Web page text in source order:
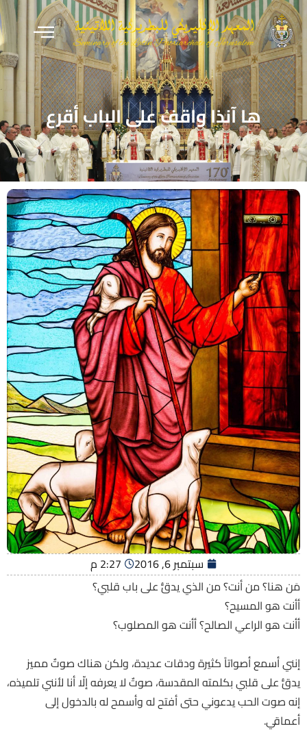
ها آنذا واقف على الباب أقرع
سبتمبر 6, 2016
2:27 م
مَن هنا؟ من أنت؟ من الذي يدقُّ على باب قلبي؟
أأنت هو المسيح؟
أأنت هو الراعي الصالح؟ أأنت هو المصلوب؟
إنني أسمع أصواتاً كثيرة ودقات عديدة، ولكن هناك صوتٌ مميز
يدقُّ على قلبي بكلمته المقدسة، صوتٌ لا يعرفه إلّا أنا لأنني تلميذه،
إنه صوت الحب يدعوني حتى أفتح له وأسمح له بالدخول إلى
أعماقي.